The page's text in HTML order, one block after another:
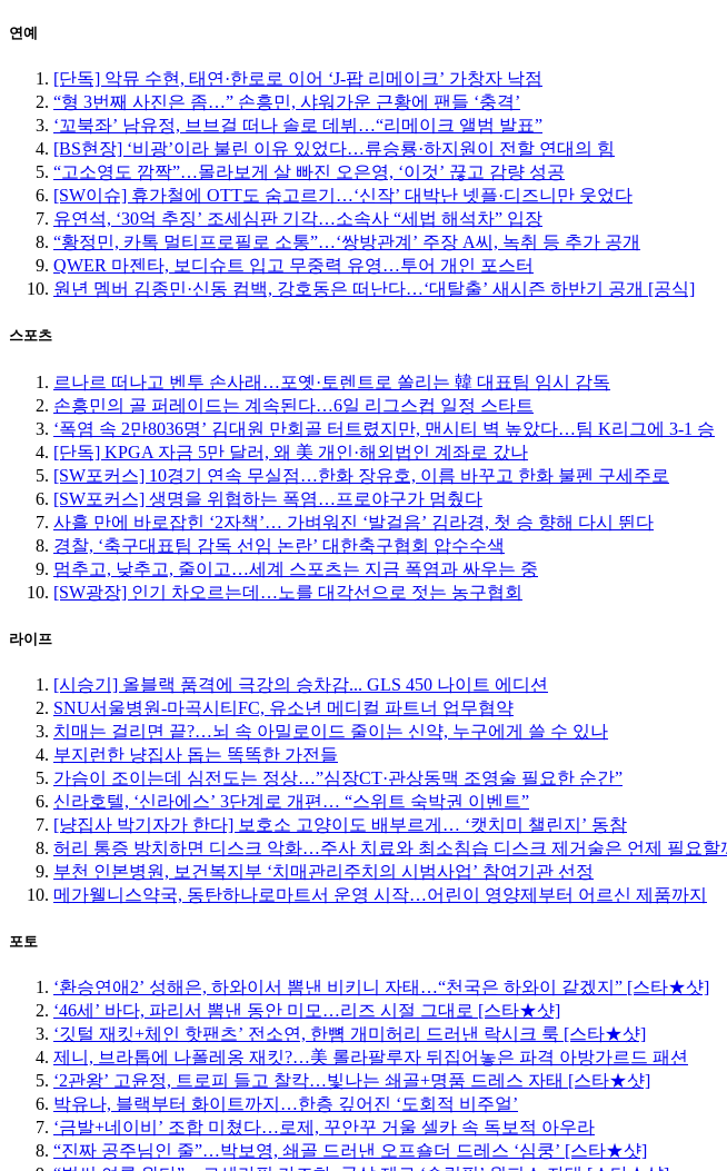
연예
[단독] 악뮤 수현, 태연·한로로 이어 ‘J-팝 리메이크’ 가창자 낙점
“형 3번째 사진은 좀…” 손흥민, 샤워가운 근황에 팬들 ‘충격’
‘꼬북좌’ 남유정, 브브걸 떠나 솔로 데뷔…“리메이크 앨범 발표”
[BS현장] ‘비광’이라 불린 이유 있었다…류승룡·하지원이 전할 연대의 힘
“고소영도 깜짝”…몰라보게 살 빠진 오은영, ‘이것’ 끊고 감량 성공
[SW이슈] 휴가철에 OTT도 숨고르기…‘신작’ 대박난 넷플·디즈니만 웃었다
유연석, ‘30억 추징’ 조세심판 기각…소속사 “세법 해석차” 입장
“황정민, 카톡 멀티프로필로 소통”…‘쌍방관계’ 주장 A씨, 녹취 등 추가 공개
QWER 마젠타, 보디슈트 입고 무중력 유영…투어 개인 포스터
원년 멤버 김종민·신동 컴백, 강호동은 떠난다…‘대탈출’ 새시즌 하반기 공개 [공식]
스포츠
르나르 떠나고 벤투 손사래…포옛·토렌트로 쏠리는 韓 대표팀 임시 감독
손흥민의 골 퍼레이드는 계속된다…6일 리그스컵 일정 스타트
‘폭염 속 2만8036명’ 김대원 만회골 터트렸지만, 맨시티 벽 높았다…팀 K리그에 3-1 승
[단독] KPGA 자금 5만 달러, 왜 美 개인·해외법인 계좌로 갔나
[SW포커스] 10경기 연속 무실점…한화 장유호, 이름 바꾸고 한화 불펜 구세주로
[SW포커스] 생명을 위협하는 폭염…프로야구가 멈췄다
사흘 만에 바로잡힌 ‘2자책’… 가벼워진 ‘발걸음’ 김라경, 첫 승 향해 다시 뛴다
경찰, ‘축구대표팀 감독 선임 논란’ 대한축구협회 압수수색
멈추고, 낮추고, 줄이고…세계 스포츠는 지금 폭염과 싸우는 중
[SW광장] 인기 차오르는데…노를 대각선으로 젓는 농구협회
라이프
[시승기] 올블랙 품격에 극강의 승차감... GLS 450 나이트 에디션
SNU서울병원-마곡시티FC, 유소년 메디컬 파트너 업무협약
치매는 걸리면 끝?…뇌 속 아밀로이드 줄이는 신약, 누구에게 쓸 수 있나
부지런한 냥집사 돕는 똑똑한 가전들
가슴이 조이는데 심전도는 정상…”심장CT·관상동맥 조영술 필요한 순간”
신라호텔, ‘신라에스’ 3단계로 개편… “스위트 숙박권 이벤트”
[냥집사 박기자가 한다] 보호소 고양이도 배부르게… ‘캣치미 챌린지’ 동참
허리 통증 방치하면 디스크 악화…주사 치료와 최소침습 디스크 제거술은 언제 필요할
부천 인본병원, 보건복지부 ‘치매관리주치의 시범사업’ 참여기관 선정
메가웰니스약국, 동탄하나로마트서 운영 시작…어린이 영양제부터 어르신 제품까지
포토
‘환승연애2’ 성해은, 하와이서 뽐낸 비키니 자태…“천국은 하와이 같겠지” [스타★샷]
‘46세’ 바다, 파리서 뽐낸 동안 미모…리즈 시절 그대로 [스타★샷]
‘깃털 재킷+체인 핫팬츠’ 전소연, 한뼘 개미허리 드러낸 락시크 룩 [스타★샷]
제니, 브라톱에 나폴레옹 재킷?…美 롤라팔루자 뒤집어놓은 파격 아방가르드 패션
‘2관왕’ 고윤정, 트로피 들고 찰칵…빛나는 쇄골+명품 드레스 자태 [스타★샷]
박유나, 블랙부터 화이트까지…한층 깊어진 ‘도회적 비주얼’
‘금발+네이비’ 조합 미쳤다…로제, 꾸안꾸 거울 셀카 속 독보적 아우라
“진짜 공주님인 줄”…박보영, 쇄골 드러낸 오프숄더 드레스 ‘심쿵’ [스타★샷]